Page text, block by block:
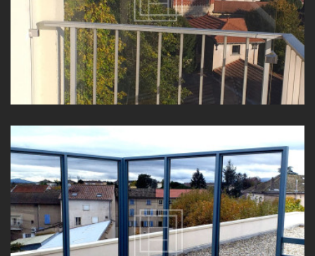
PAROI COUPE-VENT À BELLEVILLE-EN-BEAUJOLAIS (69)